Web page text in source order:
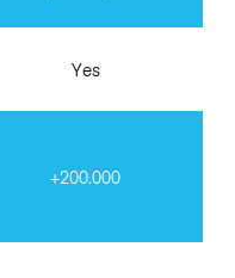
Yes
+200.000